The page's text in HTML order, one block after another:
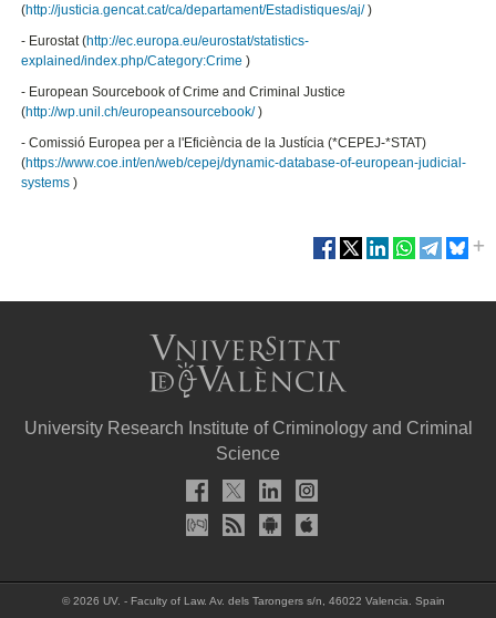
(http://justicia.gencat.cat/ca/departament/Estadistiques/aj/)
- Eurostat (http://ec.europa.eu/eurostat/statistics-
explained/index.php/Category:Crime )
- European Sourcebook of Crime and Criminal Justice
(http://wp.unil.ch/europeansourcebook/)
- Comissió Europea per a l'Eficiència de la Justícia (*CEPEJ-*STAT)
(https://www.coe.int/en/web/cepej/dynamic-database-of-european-judicial-
systems )
University Research Institute of Criminology and Criminal
Science
© 2026 UV. - Faculty of Law. Av. dels Tarongers s/n, 46022 Valencia. Spain